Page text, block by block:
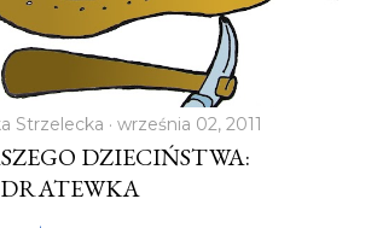
Strzelecka września 02, 2011
DZIECIŃSTWA:
DRATEWKA